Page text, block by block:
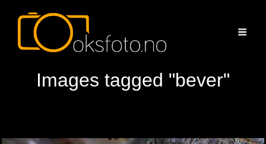
Images tagged "bever"